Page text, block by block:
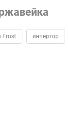
Frost инвертор